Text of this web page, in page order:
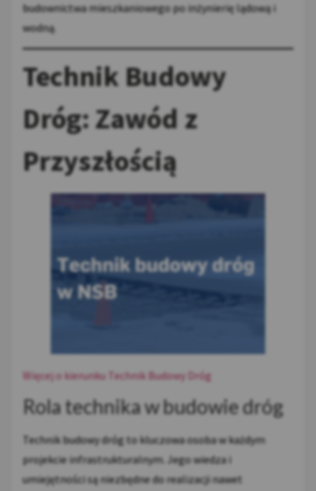
budownictwa mieszkaniowego po inżynierię lądową i
wodną.
Technik Budowy
Dróg: Zawód z
Przyszłością
Więcej o kierunku Technik Budowy Dróg
Rola technika w budowie dróg
Technik budowy dróg to kluczowa osoba w każdym
projekcie infrastrukturalnym. Jego wiedza i
umiejętności są niezbędne do realizacji nawet